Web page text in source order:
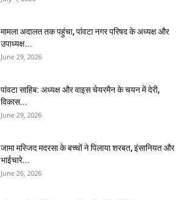
मामला अदालत तक पहुंचा, पांवटा नगर परिषद के अध्यक्ष और
उपाध्यक्ष...
June 29, 2026
पांवटा साहिब: अध्यक्ष और वाइस चेयरमैन के चयन में देरी,
विकास...
June 29, 2026
जामा मस्जिद मदरसा के बच्चों ने पिलाया शरबत, इंसानियत और
भाईचारे...
June 26, 2026